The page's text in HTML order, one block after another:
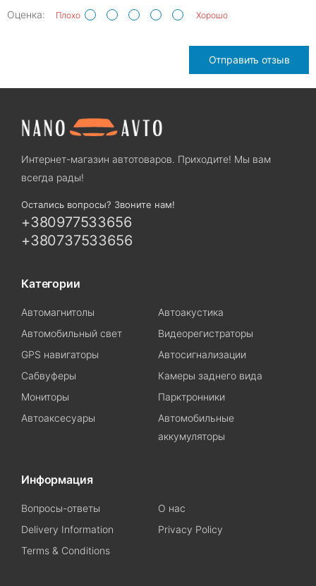
Оценка: Плохо Хорошо
Отправить отзыв
Интернет-магазин автотоваров. Приходите! Мы вам
всегда рады!
Остались вопросы? Звоните нам!
+380977533656
+380737533656
Категории
Автомагнитолы
Автоакустика
Автомобильный свет
Видеорегистраторы
GPS навигаторы
Автосигнализации
Сабвуферы
Камеры заднего вида
Мониторы
Парктронники
Автоаксесуары
Автомобильные
аккумуляторы
Информация
Вопросы-ответы
О нас
Delivery Information
Privacy Policy
Terms & Conditions